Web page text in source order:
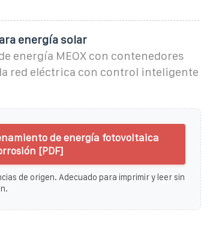
energía solar
energía MEOX con contenedores
red eléctrica con control inteligente
de energía fotovoltaica
[PDF]
de origen. Adecuado para imprimir y leer sin